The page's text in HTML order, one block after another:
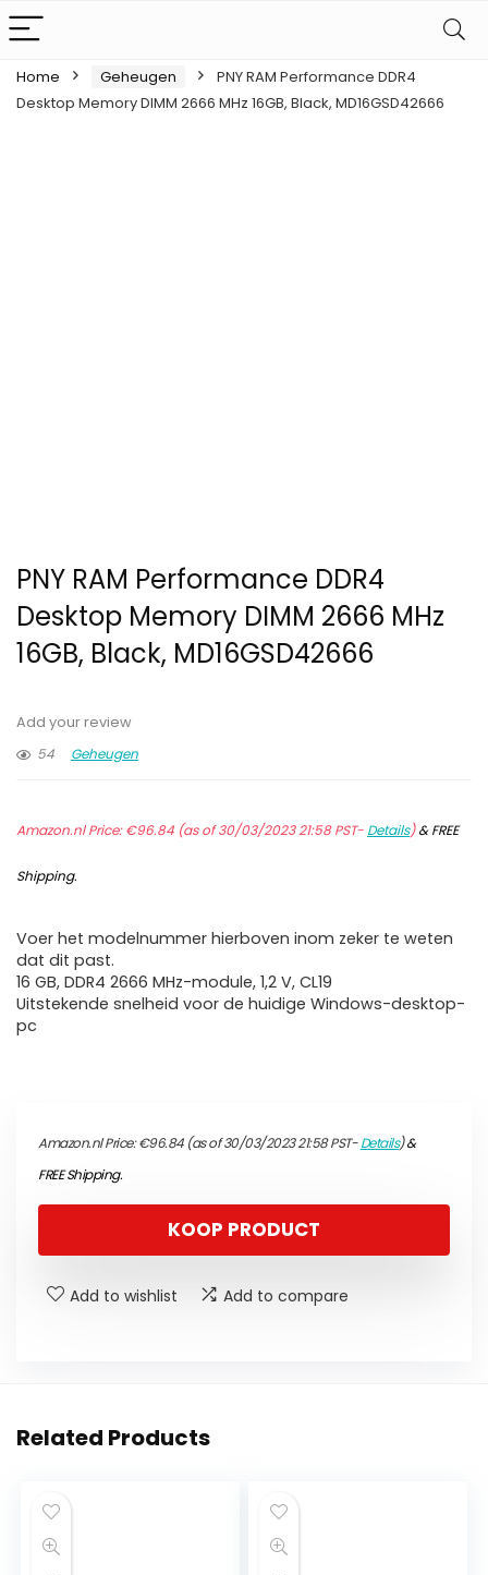
Home Geheugen
PNY RAM Performance DDR4
Desktop Memory DIMM 2666 MHz 16GB, Black, MD16GSD42666
PNY RAM Performance DDR4
Desktop Memory DIMM 2666 MHz
16GB, Black, MD16GSD42666
Add your review
54
Geheugen
Amazon.nl Price:€96.84 (as of 30/03/2023 21:58 PST- Details)&FREE
Shipping.
Voer het modelnummer hierboven inom zeker te weten
dat dit past.
16 GB, DDR4 2666 MHz-module, 1,2 V, CL19
Uitstekende snelheid voor de huidige Windows-desktop-
pc
Amazon.nl Price:€96.84(as of 30/03/2023 21:58 PST-Details)&
FREE Shipping.
KOOP PRODUCT
Add to wishlist Add to compare
Related Products